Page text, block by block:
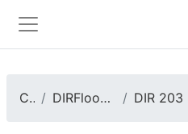
Panel lateral
Cursos DIRFloortime® Training Program